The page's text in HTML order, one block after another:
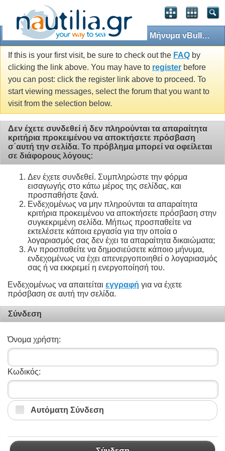
Μήνυμα vBulletin
If this is your first visit, be sure to check out the FAQ by
clicking the link above. You may have to register before
you can post: click the register link above to proceed. To
start viewing messages, select the forum that you want to
visit from the selection below.
Δεν έχετε συνδεθεί ή δεν πληρούνται τα απαραίτητα
κριτήρια προκειμένου να αποκτήσετε πρόσβαση
σ΄αυτή την σελίδα. Το πρόβλημα μπορεί να οφείλεται
σε διάφορους λόγους:
Δεν έχετε συνδεθεί. Συμπληρώστε την φόρμα
εισαγωγής στο κάτω μέρος της σελίδας, και
προσπαθήστε ξανά.
Ενδεχομένως να μην πληρούνται τα απαραίτητα
κριτήρια προκειμένου να αποκτήσετε πρόσβαση στην
συγκεκριμένη σελίδα. Μήπως προσπαθείτε να
εκτελέσετε κάποια εργασία για την οποία ο
λογαριασμός σας δεν έχει τα απαραίτητα δικαιώματα;
Αν προσπαθείτε να δημοσιεύσετε κάποιο μήνυμα,
ενδεχομένως να έχει απενεργοποιηθεί ο λογαριασμός
σας ή να εκκρεμεί η ενεργοποίησή του.
Ενδεχομένως να απαιτείται εγγραφή για να έχετε
πρόσβαση σε αυτή την σελίδα.
Σύνδεση
Όνομα χρήστη:
Κωδικός:
Αυτόματη Σύνδεση